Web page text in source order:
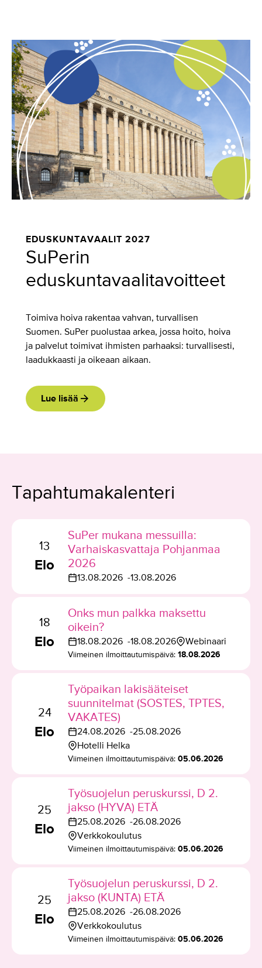
EDUSKUNTAVAALIT 2027
SuPerin
eduskuntavaalitavoitteet
Toimiva hoiva rakentaa vahvan, turvallisen
Suomen. SuPer puolustaa arkea, jossa hoito, hoiva
ja palvelut toimivat ihmisten parhaaksi: turvallisesti,
laadukkaasti ja oikeaan aikaan.
Lue lisää
Tapahtumakalenteri
13
Elo
SuPer mukana messuilla:
Varhaiskasvattaja Pohjanmaa
2026
T
p
a
h
t
m
a
a
k
a
13.08.2026 13.08.2026
18
Elo
Onks mun palkka maksettu
oikein?
T
h
t
u
m
a
l
k
a
a
18.08.2026 18.08.2026
T
a
h
u
a
k
a
Webinaari
Viimeinen ilmoittautumispäivä: 18.08.2026
24
Elo
Työpaikan lakisääteiset
suunnitelmat (SOSTES, TPTES,
VAKATES)
T
a
t
u
m
a
l
k
a
a
24.08.2026
25.08.2026
T
h
t
u
m
p
a
i
k
k
Hotelli Helka
Viimeinen ilmoittautumispäivä: 05.06.2026
25
Elo
Työsuojelun peruskurssi, D 2.
jakso (HYVA) ETÄ
T
a
t
u
m
a
25.08.2026
26.08.2026
T
h
t
u
m
Verkkokoulutus
Viimeinen ilmoittautumispäivä: 05.06.2026
25
Elo
Työsuojelun peruskurssi, D 2.
jakso (KUNTA) ETÄ
T
a
25.08.2026
26.08.2026
T
Verkkokoulutus
Viimeinen ilmoittautumispäivä: 05.06.2026